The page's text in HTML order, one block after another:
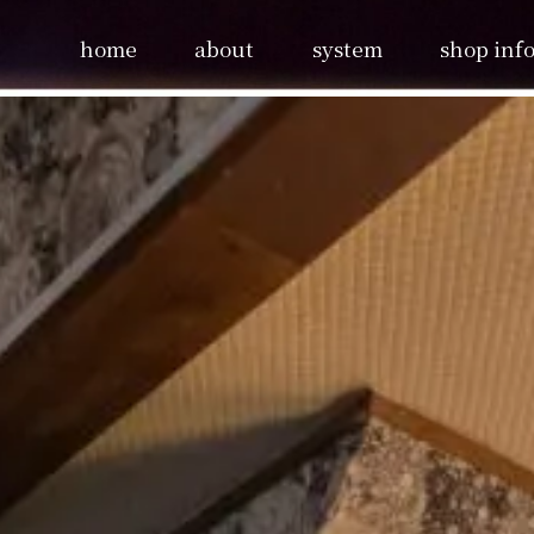
home about system shop